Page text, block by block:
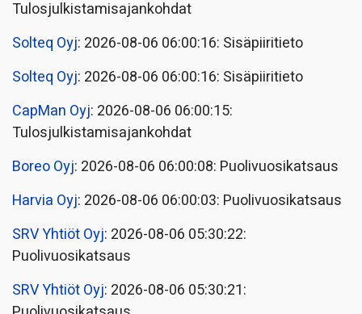
Tulosjulkistamisajankohdat
Solteq Oyj: 2026-08-06 06:00:16: Sisäpiiritieto
Solteq Oyj: 2026-08-06 06:00:16: Sisäpiiritieto
CapMan Oyj: 2026-08-06 06:00:15:
Tulosjulkistamisajankohdat
Boreo Oyj: 2026-08-06 06:00:08: Puolivuosikatsaus
Harvia Oyj: 2026-08-06 06:00:03: Puolivuosikatsaus
SRV Yhtiöt Oyj: 2026-08-06 05:30:22:
Puolivuosikatsaus
SRV Yhtiöt Oyj: 2026-08-06 05:30:21: